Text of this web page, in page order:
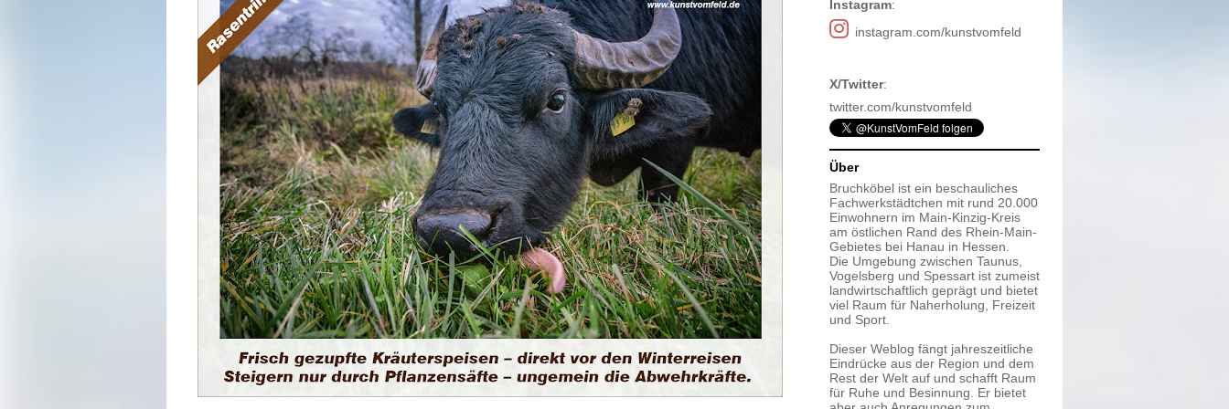
Instagram:
instagram.com/kunstvomfeld
X/Twitter:
twitter.com/kunstvomfeld
Über
Bruchköbel ist ein beschauliches
Fachwerkstädtchen mit rund 20.000
Einwohnern im Main-Kinzig-Kreis
am östlichen Rand des Rhein-Main-
Gebietes bei Hanau in Hessen.
Die Umgebung zwischen Taunus,
Vogelsberg und Spessart ist zumeist
landwirtschaftlich geprägt und bietet
viel Raum für Naherholung, Freizeit
und Sport.
Dieser Weblog fängt jahreszeitliche
Eindrücke aus der Region und dem
Rest der Welt auf und schafft Raum
für Ruhe und Besinnung. Er bietet